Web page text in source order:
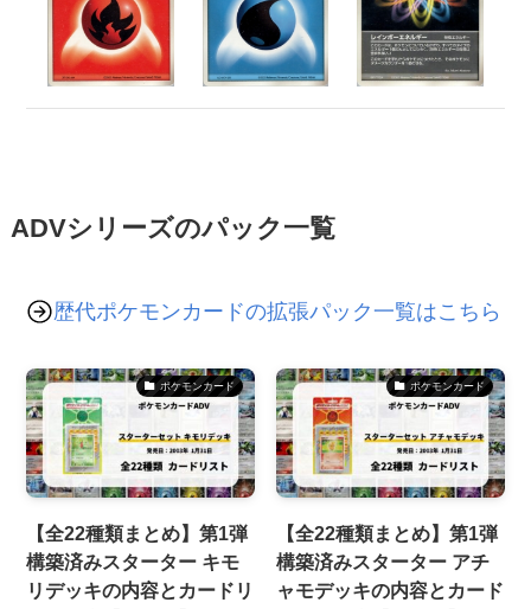
ADVシリーズのパック一覧
歴代ポケモンカードの拡張パック一覧はこちら
ポケモンカード
【全22種類まとめ】第1弾
構築済みスターター キモ
リデッキの内容とカードリ
ポケモンカード
【全22種類まとめ】第1弾
構築済みスターター アチ
ャモデッキの内容とカード